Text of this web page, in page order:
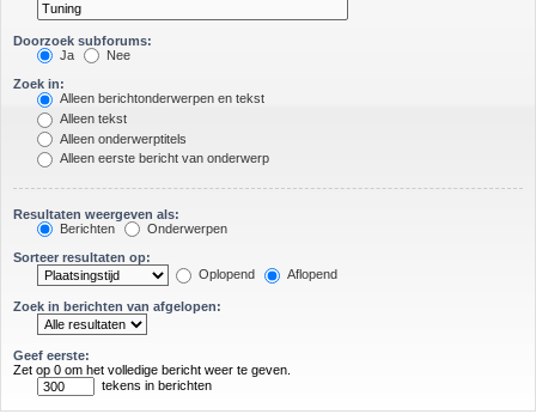
Doorzoek subforums:
Ja
Nee
Zoek in:
Alleen berichtonderwerpen en tekst
Alleen tekst
Alleen onderwerptitels
Alleen eerste bericht van onderwerp
Resultaten weergeven als:
Berichten
Onderwerpen
Sorteer resultaten op:
Oplopend
Aflopend
Zoek in berichten van afgelopen:
Geef eerste:
Zet op 0 om het volledige bericht weer te geven.
tekens in berichten